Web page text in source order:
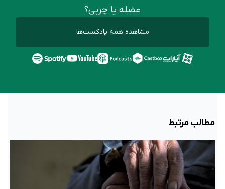
عضله یا چربی؟
مشاهده همه پادکست‌ها
مطالب مرتبط